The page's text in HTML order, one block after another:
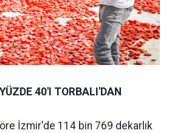
40'I TORBALI'DAN
İzmir'de 114 bin 769 dekarlık